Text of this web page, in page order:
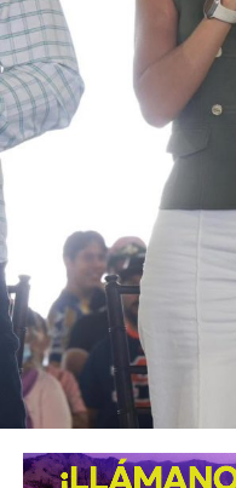
que próximamente se
mujer.
ARTÍCULOS RELACIONADOS:
ELECCIONES
Falleció Ricardo
NO TE PIERDAS
La prioridad es
Transformación: